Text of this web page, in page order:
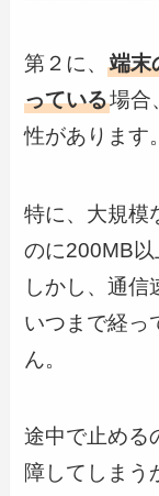
第２に、端末
っている場合
性があります。
特に、大規模
のに200MB以
しかし、通信
いつまで経っ
ん。
途中で止める
障してしまう